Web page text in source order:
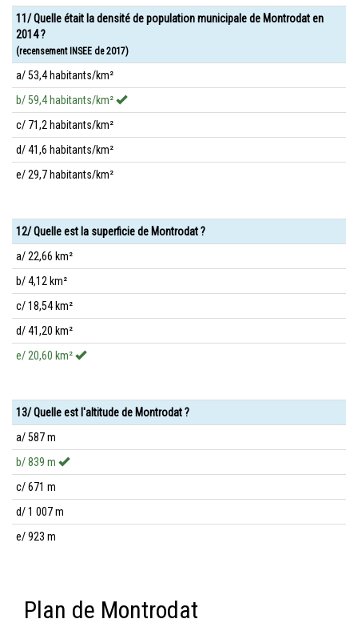
11/ Quelle était la densité de population municipale de Montrodat en
2014 ?
(recensement INSEE de 2017)
a/ 53,4 habitants/km²
b/ 59,4 habitants/km²
c/ 71,2 habitants/km²
d/ 41,6 habitants/km²
e/ 29,7 habitants/km²
12/ Quelle est la superficie de Montrodat ?
a/ 22,66 km²
b/ 4,12 km²
c/ 18,54 km²
d/ 41,20 km²
e/ 20,60 km²
13/ Quelle est l'altitude de Montrodat ?
a/ 587 m
b/ 839 m
c/ 671 m
d/ 1 007 m
e/ 923 m
Plan de Montrodat